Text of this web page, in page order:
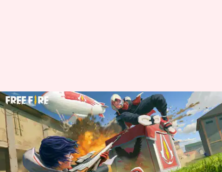
Free Fire MAX இலவச
குறியீடுகள்: மே 18-க்கான
குறியீடுகள்
பெறுவதற்கான
வழிமுறைகள்